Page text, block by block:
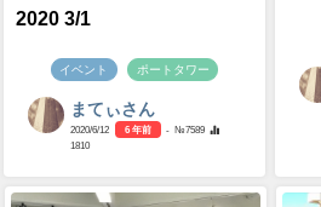
2020 3/1
イベント ポートタワー
まてぃさん
2020/6/12 6 年前
- №7589
1810